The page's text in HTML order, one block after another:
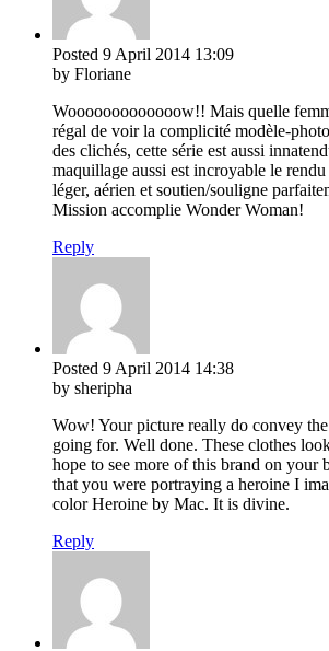
Posted 9 April 2014 13:09
by Floriane
Wooooooooooooow!! Mais quelle
régal de voir la complicité modèle-
des clichés, cette série est aussi
maquillage aussi est incroyable le
léger, aérien et soutien/souligne
Mission accomplie Wonder Woman!
Reply
Posted 9 April 2014 14:38
by sheripha
Wow! Your picture really do convey
going for. Well done. These clothes
hope to see more of this brand on your
that you were portraying a heroine I
color Heroine by Mac. It is divine.
Reply